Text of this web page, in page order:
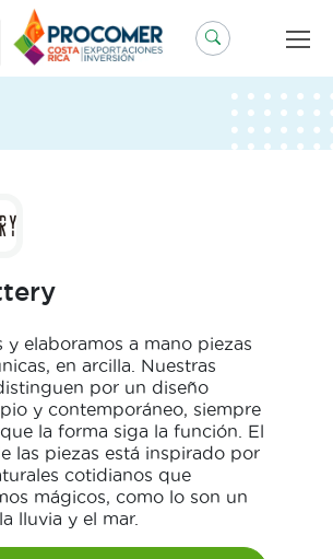
y elaboramos a mano piezas
en arcilla. Nuestras
por un diseño
y contemporáneo, siempre
la forma siga la función. El
las piezas está inspirado por
cotidianos que
mágicos, como lo son un
lluvia y el mar.